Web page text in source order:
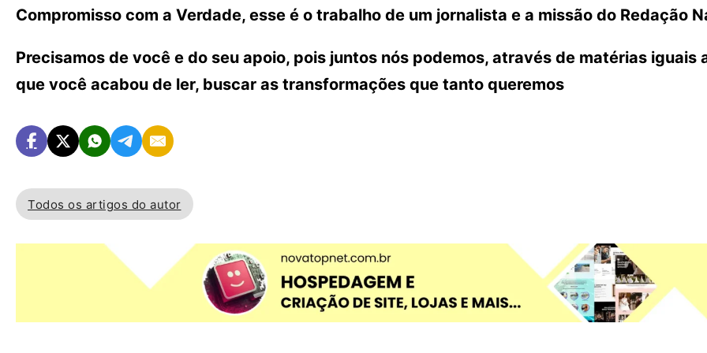
Compromisso com a Verdade, esse é o trabalho de um jornalista e a missão do Redação
Precisamos de você e do seu apoio, pois juntos nós podemos, através de matérias iguais
que você acabou de ler, buscar as transformações que tanto queremos
Todos os artigos do autor